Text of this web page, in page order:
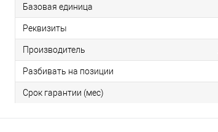
Базовая единица
Реквизиты
Производитель
Разбивать на позиции
Срок гарантии (мес)